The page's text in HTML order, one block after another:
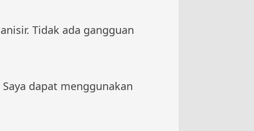
Tidak ada gangguan
dapat menggunakan